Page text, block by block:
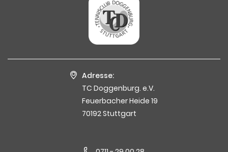
Adresse:
TC Doggenburg. e.V.
Feuerbacher Heide 19
70192 Stuttgart